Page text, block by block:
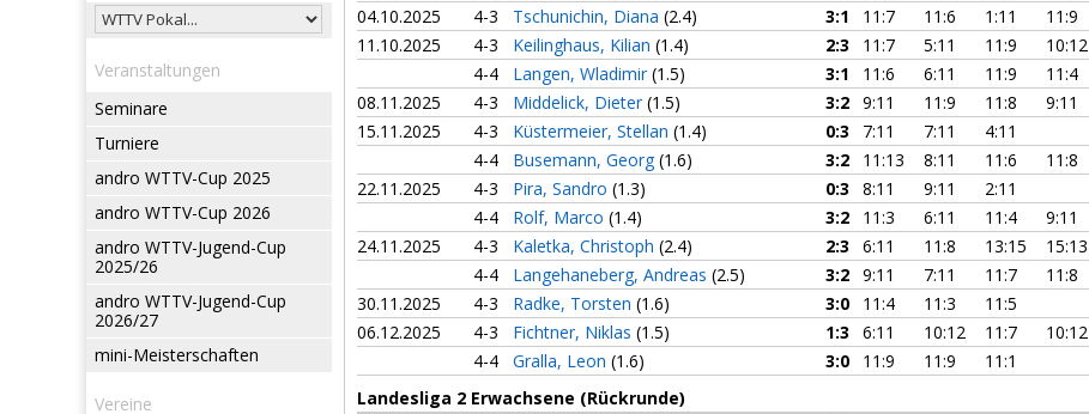
Veranstaltungen
Seminare
Turniere
andro WTTV-Cup 2025
andro WTTV-Cup 2026
andro WTTV-Jugend-Cup
2025/26
andro WTTV-Jugend-Cup
2026/27
mini-Meisterschaften
Vereine
04.10.2025
4-3 Tschunichin, Diana (2.4) 3:1 11:7 11:6 1:11 11:9
11.10.2025
4-3 Keilinghaus, Kilian (1.4) 2:3 11:7 5:11 11:9 10:12
4-4
Langen, Wladimir (1.5) 3:1 11:6 6:11 11:9
11:4
08.11.2025
4-3 Middelick, Dieter (1.5) 3:2 9:11 11:9 11:8 9:11
15.11.2025
4-3 Küstermeier, Stellan (1.4) 0:3 7:11 7:11 4:11
4-4
Busemann, Georg (1.6) 3:2 11:13 8:11 11:6 11:8
22.11.2025
4-3 Pira, Sandro (1.3) 0:3 8:11 9:11 2:11
4-4
Rolf, Marco (1.4) 3:2 11:3 6:11 11:4 9:11
24.11.2025
4-3 Kaletka, Christoph (2.4) 2:3 6:11 11:8 13:15 15:13
4-4
Langehaneberg, Andreas (2.5) 3:2 9:11 7:11 11:7 11:8
30.11.2025
4-3 Radke, Torsten (1.6) 3:0 11:4 11:3 11:5
06.12.2025
4-3 Fichtner, Niklas (1.5) 1:3 6:11 10:12 11:7 10:12
4-4
Gralla, Leon (1.6) 3:0 11:9 11:9
11:1
Landesliga 2 Erwachsene (Rückrunde)